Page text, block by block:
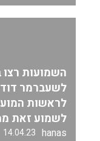
השמועות
לשעברמר
לראשות
לשמוע זאת
hanas
14.04.23